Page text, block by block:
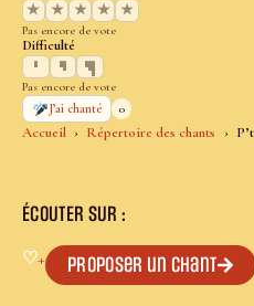
Accueil Répertoire des chants
★
★ ★ ★ ★
Pas encore de vote
Difficulté
Pas encore de vote
J’ai chanté
0
ÉCOUTER SUR :
♡+ Proposer un chant